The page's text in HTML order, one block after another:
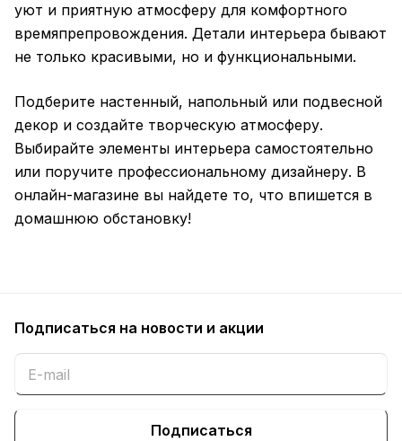
уют и приятную атмосферу для комфортного
времяпрепровождения. Детали интерьера бывают
не только красивыми, но и функциональными.
Подберите настенный, напольный или подвесной
декор и создайте творческую атмосферу.
Выбирайте элементы интерьера самостоятельно
или поручите профессиональному дизайнеру. В
онлайн-магазине вы найдете то, что впишется в
домашнюю обстановку!
Подписаться на новости и акции
Подписаться